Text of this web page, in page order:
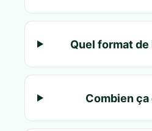
Quel format
Combien ça